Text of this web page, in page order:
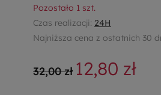
Pozostało 1 szt.
Czas realizacji: 24H
Najniższa cena z ostatnich 30
32,00 zł 12,80 zł